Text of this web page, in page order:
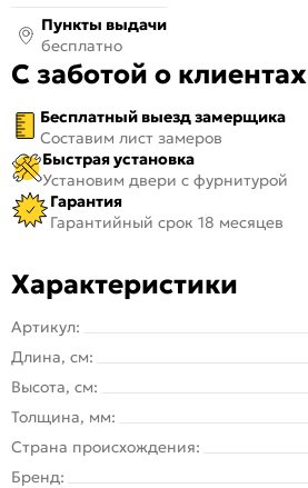
Пункты выдачи
бесплатно
С заботой о клиентах
Бесплатный выезд замерщика
Составим лист замеров
Быстрая установка
Установим двери с фурнитурой
Гарантия
Гарантийный срок 18 месяцев
Характеристики
Артикул:
Длина, см:
Высота, см:
Толщина, мм:
Страна происхождения:
Бренд: